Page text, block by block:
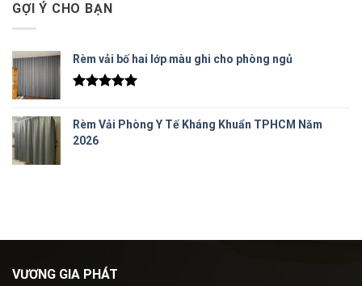
GỢI Ý CHO BẠN
Rèm vải bố hai lớp màu ghi cho phòng ngủ
5 sao
Rèm Vải Phòng Y Tế Kháng Khuẩn TPHCM Năm
2026
VƯƠNG GIA PHÁT